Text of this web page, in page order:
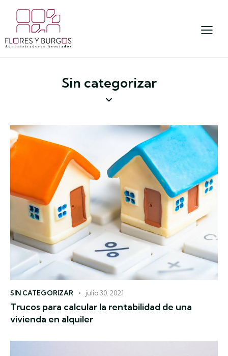
Sin categorizar
SIN CATEGORIZAR julio 30, 2021
Trucos para calcular la rentabilidad de una
vivienda en alquiler